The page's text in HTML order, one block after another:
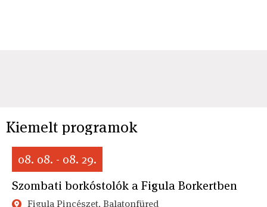
Kiemelt programok
08. 08. - 08. 29.
Szombati borkóstolók a Figula Borkertben
Figula Pincészet, Balatonfüred